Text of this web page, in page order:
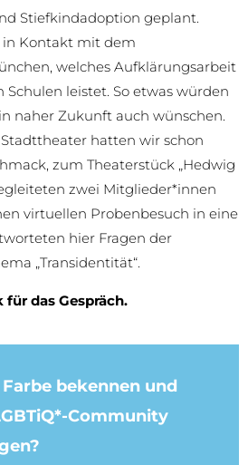
Stiefkindadoption geplant.
Kontakt mit dem
welches Aufklärungsarbeit
leistet. So etwas würden
naher Zukunft auch wünschen.
hatten wir schon
zum Theaterstück „Hedwig
zwei Mitglieder*innen
virtuellen Probenbesuch in eine
hier Fragen der
„Transidentität“.
für das Gespräch.
bekennen und
Community